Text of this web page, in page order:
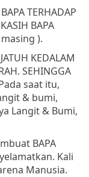
TERHADAP
BAPA
).
KEDALAM
SEHINGGA
saat itu,
& bumi,
Langit & Bumi,
BAPA
Kali
Manusia.